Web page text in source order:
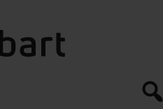
exibart.es